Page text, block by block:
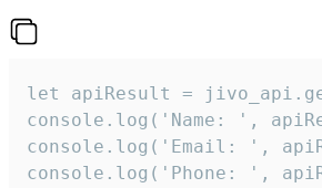
let apiResult =
console.log('Name: ',
console.log('Email: ',
console.log('Phone: ',